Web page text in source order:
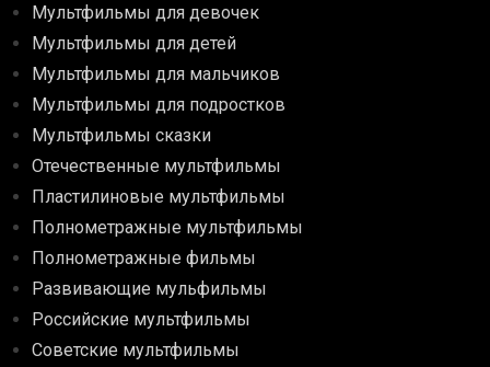
Мультфильмы для девочек
Мультфильмы для детей
Мультфильмы для мальчиков
Мультфильмы для подростков
Мультфильмы сказки
Отечественные мультфильмы
Пластилиновые мультфильмы
Полнометражные мультфильмы
Полнометражные фильмы
Развивающие мульфильмы
Российские мультфильмы
Советские мультфильмы